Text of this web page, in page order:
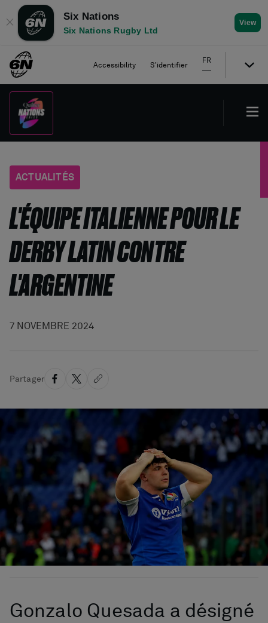
✕
Six Nations
Six Nations Rugby Ltd
View
Accessibility S'identifier
FR
ACTUALITÉS
L'ÉQUIPE ITALIENNE POUR LE
DERBY LATIN CONTRE
L'ARGENTINE
7 NOVEMBRE 2024
Partager
Gonzalo Quesada a désigné